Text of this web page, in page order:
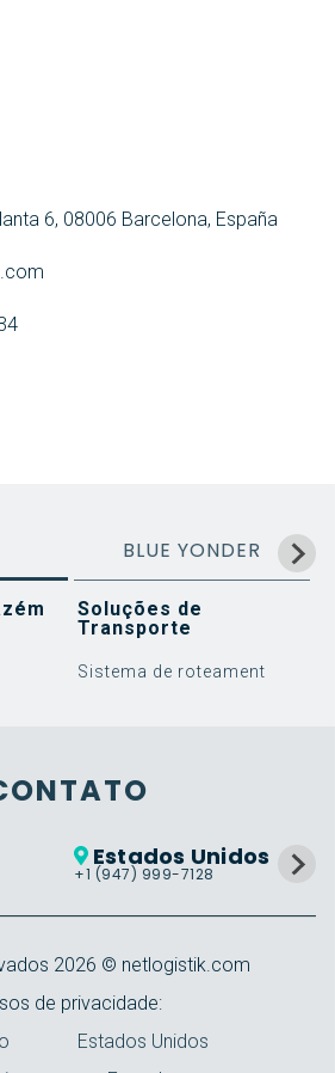
6, 08006 Barcelona, España
BLUE YONDER
Soluções de
Transporte
Sistema de roteament
Cloud Services
Estados Unidos
+1 (947) 999-7128
2026 © netlogistik.com
de privacidade:
Estados Unidos